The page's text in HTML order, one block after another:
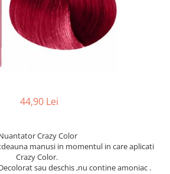
44,90 Lei
Crazy Color
manusi in momentul in care aplicati
Crazy Color.
sau deschis ,nu contine amoniac .